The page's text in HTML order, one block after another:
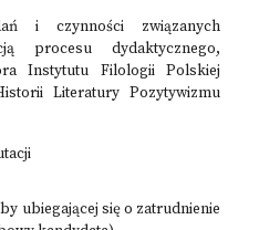
i czynności związanych
procesu dydaktycznego,
Instytutu Filologii Polskiej
Literatury Pozytywizmu
ubiegającej się o zatrudnienie